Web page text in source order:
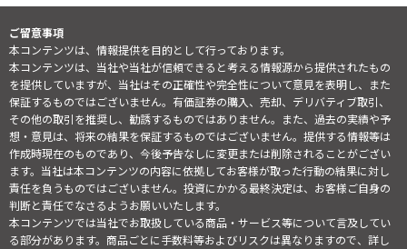
ご留意事項
本コンテンツは、情報提供を目的として行っております。
本コンテンツは、当社や当社が信頼できると考える情報源から提供されたもの
を提供していますが、当社はその正確性や完全性について意見を表明し、また
保証するものではございません。有価証券の購入、売却、デリバティブ取引、
その他の取引を推奨し、勧誘するものではありません。また、過去の実績や予
想・意見は、将来の結果を保証するものではございません。提供する情報等は
作成時現在のものであり、今後予告なしに変更または削除されることがござい
ます。当社は本コンテンツの内容に依拠してお客様が取った行動の結果に対し
責任を負うものではございません。投資にかかる最終決定は、お客様ご自身の
判断と責任でなさるようお願いいたします。
本コンテンツでは当社でお取扱している商品・サービス等について言及してい
る部分があります。商品ごとに手数料等およびリスクは異なりますので、詳し